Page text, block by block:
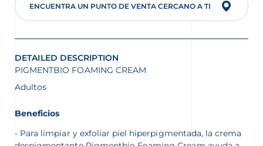
ENCUENTRA UN PUNTO DE VENTA CERCANO A TI
DETAILED DESCRIPTION
PIGMENTBIO FOAMING CREAM
Adultos
Beneficios
Para limpiar y exfoliar piel hiperpigmentada, la crema